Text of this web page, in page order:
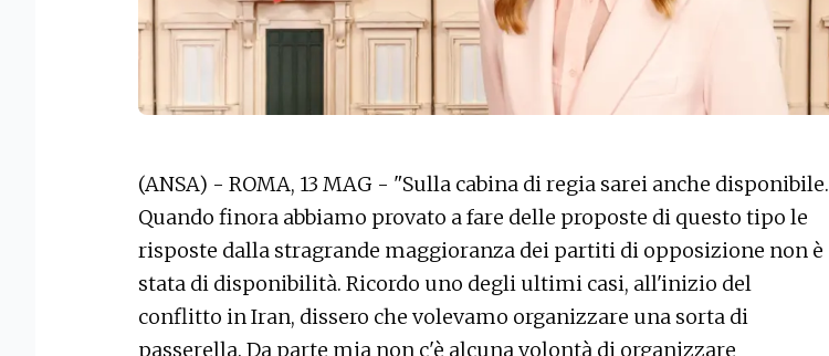
(ANSA) - ROMA, 13 MAG - "Sulla cabina di regia sarei anche disponibile.
Quando finora abbiamo provato a fare delle proposte di questo tipo le
risposte dalla stragrande maggioranza dei partiti di opposizione non è
stata di disponibilità. Ricordo uno degli ultimi casi, all'inizio del
conflitto in Iran, dissero che volevamo organizzare una sorta di
passerella. Da parte mia non c'è alcuna volontà di organizzare